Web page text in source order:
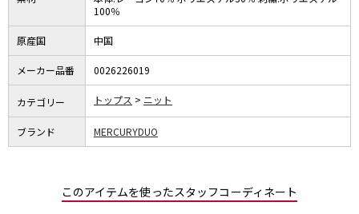
100％
原産国 中国
メーカー品番 0026226019
カテゴリー トップス ニット
ブランド MERCURYDUO
このアイテムを使ったスタッフコーディネート